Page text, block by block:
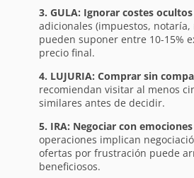
3. GULA: Ignorar costes ocultos
adicionales (impuestos, notaría,
pueden suponer entre 10-15%
precio final.
4. LUJURIA: Comprar sin
recomiendan visitar al menos
similares antes de decidir.
5. IRA: Negociar con emociones
operaciones implican
ofertas por frustración puede
beneficiosos.